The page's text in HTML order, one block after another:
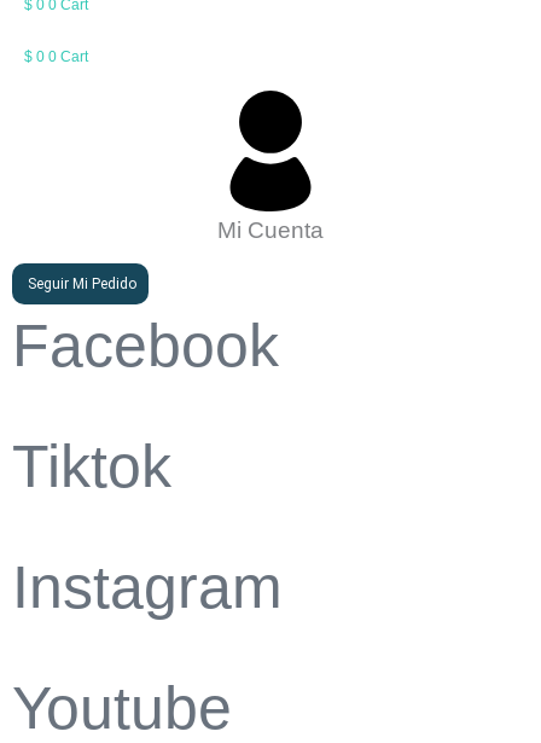
$ 0 0 Cart
$ 0 0 Cart
Mi Cuenta
Seguir Mi Pedido
Facebook
Tiktok
Instagram
Youtube